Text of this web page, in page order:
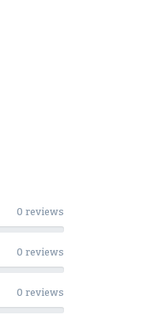
0 reviews
0 reviews
0 reviews